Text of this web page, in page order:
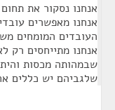
אנחנו נסקור את
אנחנו מאפשרים
העובדים המומחים
אנחנו מתייחסים רק
שבמהותה מכסות
שלגביהם יש כללים